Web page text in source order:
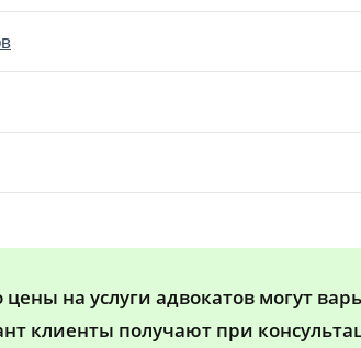
на услуги адвокатов могут
клиенты получают при